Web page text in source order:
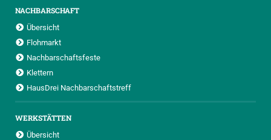
NACHBARSCHAFT
Übersicht
Flohmarkt
Nachbarschaftsfeste
Klettern
HausDrei Nachbarschaftstreff
WERKSTÄTTEN
Übersicht